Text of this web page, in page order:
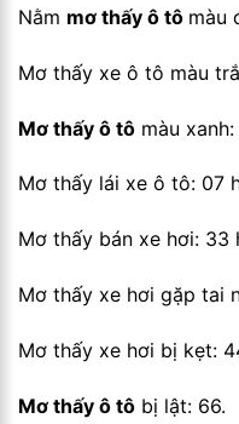
Nằm mơ thấy ô tô màu
Mơ thấy xe ô tô màu
Mơ thấy ô tô màu
Mơ thấy lái xe ô tô: 07
Mơ thấy bán xe hơi: 33
Mơ thấy xe hơi gặp tai
Mơ thấy xe hơi bị kẹt:
Mơ thấy ô tô bị lật: 66.